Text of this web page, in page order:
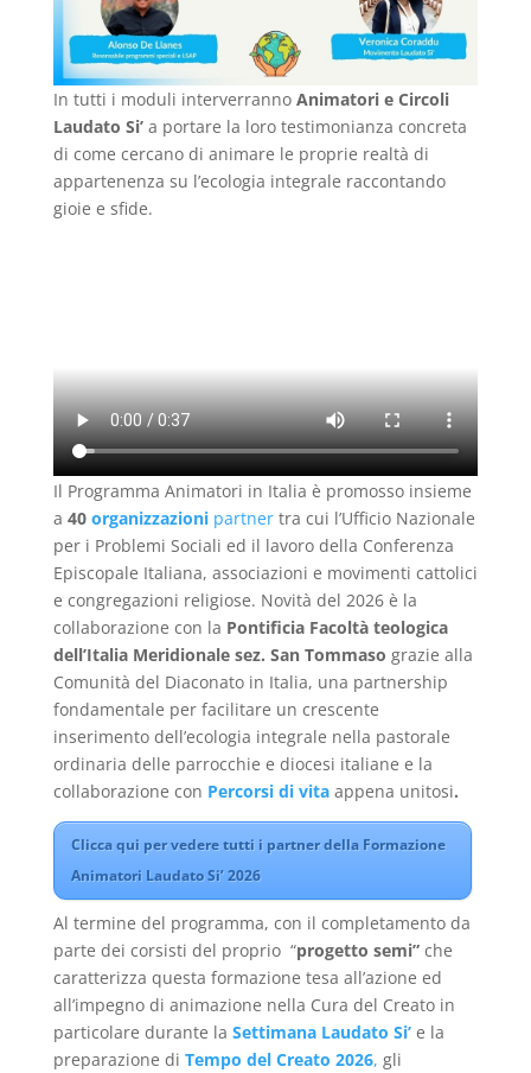
In tutti i moduli interverranno Animatori e Circoli
Laudato Si’a portare la loro testimonianza concreta
di come cercano di animare le proprie realtà di
appartenenza su l’ecologia integrale raccontando
gioie e sfide.
Il Programma Animatori in Italia è promosso insieme
a 40 organizzazionipartnertra cui l’Ufficio Nazionale
per i Problemi Sociali ed il lavoro della Conferenza
Episcopale Italiana, associazioni e movimenti cattolici
e congregazioni religiose. Novità del 2026 è la
collaborazione con la Pontificia Facoltà teologica
dell’Italia Meridionale sez. San Tommaso grazie alla
Comunità del Diaconato in Italia, una partnership
fondamentale per facilitare un crescente
inserimento dell’ecologia integrale nella pastorale
ordinaria delle parrocchie e diocesi italiane e la
collaborazione con Percorsi di vitaappena unitosi.
Clicca qui per vedere tutti i partner della Formazione
Animatori Laudato Si’ 2026
Al termine del programma, con il completamento da
parte dei corsisti del proprio “progetto semi” che
caratterizza questa formazione tesa all’azione ed
all’impegno di animazione nella Cura del Creato in
particolare durante la Settimana Laudato Si’e la
preparazione di Tempo del Creato 2026, gli